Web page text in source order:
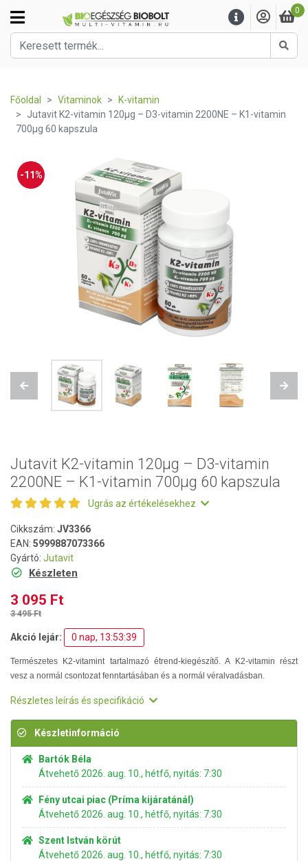
0
Főoldal Vitaminok
K-vitamin
Jutavit K2-vitamin 120µg – D3-vitamin 2200NE – K1-vitamin
700µg 60 kapszula
-11%
Previous Next
Jutavit K2-vitamin 120µg – D3-vitamin
2200NE – K1-vitamin 700µg 60 kapszula
Ugrás az értékelésekhez
Cikkszám: JV3366
EAN: 5999887073366
Gyártó: Jutavit
Készleten
3 095 Ft
3 495 Ft
Akció lejár: 0 nap, 13:53:38
Természetes K2-vitamint tartalmazó étrend-kiegészítő. A K2-vitamin részt
vesz a normál csontozat fenntartásában és a normál véralvadásban.
Részletes leírás és specifikáció
Készletinformáció
Bartók Béla
Átvehető 2026. aug. 10., hétfő, nyitás: 7:30
Fény utcai piac (Príma kijáratánál)
Átvehető 2026. aug. 10., hétfő, nyitás: 7:30
Szent István körút
Átvehető 2026. aug. 10., hétfő, nyitás: 7:30